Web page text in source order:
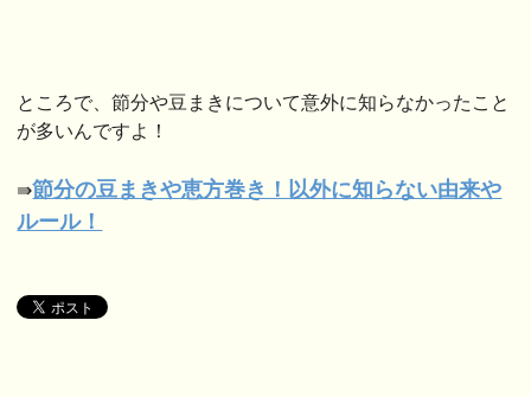
ところで、節分や豆まきについて意外に知らなかったこと
が多いんですよ！
⇛節分の豆まきや恵方巻き！以外に知らない由来や
ルール！